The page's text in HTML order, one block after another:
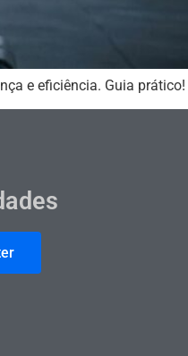
e eficiência. Guia prático!